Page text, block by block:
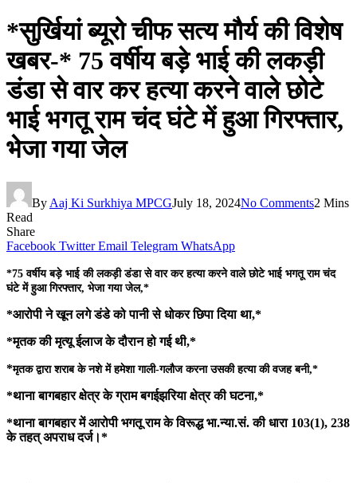
*सुर्खियां ब्यूरो चीफ सत्य मौर्य की विशेष
खबर-* 75 वर्षीय बड़े भाई की लकड़ी
डंडा से वार कर हत्या करने वाले छोटे
भाई भगतू राम चंद घंटे में हुआ गिरफ्तार,
भेजा गया जेल
By Aaj Ki Surkhiya MPCGJuly 18, 2024No Comments2 Mins
Read
Share
Facebook Twitter Email Telegram WhatsApp
*75 वर्षीय बड़े भाई की लकड़ी डंडा से वार कर हत्या करने वाले छोटे भाई भगतू राम चंद
घंटे में हुआ गिरफ्तार, भेजा गया जेल,*
*आरोपी ने खून लगे डंडे को पानी से धोकर छिपा दिया था,*
*मृतक की मृत्यू ईलाज के दौरान हो गई थी,*
*मृतक द्वारा शराब के नशे में हमेशा गाली-गलौज करना उसकी हत्या की वजह बनी,*
*थाना बागबहार क्षेत्र के ग्राम बगईझरिया क्षेत्र की घटना,*
*थाना बागबहार में आरोपी भगतू राम के विरूद्ध भा.न्या.सं. की धारा 103(1), 238
के तहत् अपराध दर्ज।*